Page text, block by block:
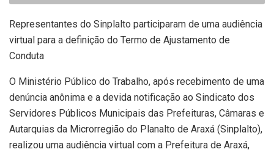
Representantes do Sinplalto participaram de uma audiência
virtual para a definição do Termo de Ajustamento de
Conduta
O Ministério Público do Trabalho, após recebimento de uma
denúncia anônima e a devida notificação ao Sindicato dos
Servidores Públicos Municipais das Prefeituras, Câmaras e
Autarquias da Microrregião do Planalto de Araxá (Sinplalto),
realizou uma audiência virtual com a Prefeitura de Araxá,